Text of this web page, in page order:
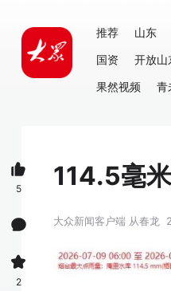
推荐 山东
国资
开放山
果然视频
青
114.5毫
大众新闻客户端 从春龙
5
2